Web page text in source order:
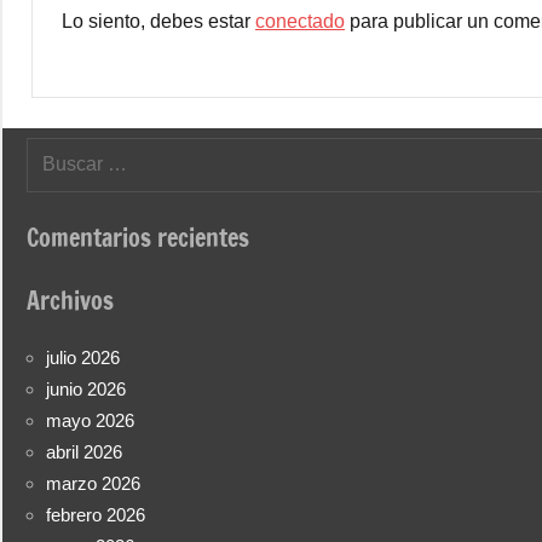
Lo siento, debes estar conectado para publicar un
Buscar:
Comentarios recientes
Archivos
julio 2026
junio 2026
mayo 2026
abril 2026
marzo 2026
febrero 2026